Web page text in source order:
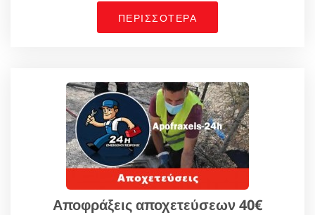
ΠΕΡΙΣΣΟΤΕΡΑ
Αποφράξεις αποχετεύσεων 40€